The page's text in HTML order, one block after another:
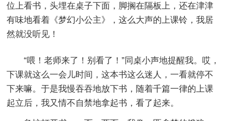
位上看书，头埋在桌子下面，脚搁在隔板上，还在津津
有味地看着《梦幻小公主》，这么大声的上课铃，我居
然就没听见！
“喂！老师来了！别看了！”同桌小声地提醒我。哎，
下课就这么一会儿时间，这本书这么迷人，一看就停不
下来嘛。于是我慢吞吞地放下书，随着千篇一律的上课
起立后，我又情不自禁地拿起书，看了起来。